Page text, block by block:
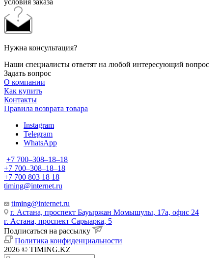
Нужна консультация?
Наши специалисты ответят на любой интересующий вопрос
Задать вопрос
О компании
Как купить
Контакты
Правила возврата товара
Instagram
Telegram
WhatsApp
+7 700‒308‒18‒18
+7 700‒308‒18‒18
+7 700 803 18 18
timing@internet.ru
timing@internet.ru
г. Астана, проспект Бауыржан Момышулы, 17а, офис 24
г. Астана, проспект Сарыарка, 5
Подписаться на рассылку
Политика конфиденциальности
2026 © TIMING.KZ